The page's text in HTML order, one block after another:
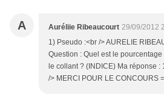
A Auréliie Ribeaucourt 29/09/2012
1) Pseudo :<br /> AURELIE
Question : Quel est le
le collant ? (INDICE) Ma réponse :
/> MERCI POUR LE CONCOURS